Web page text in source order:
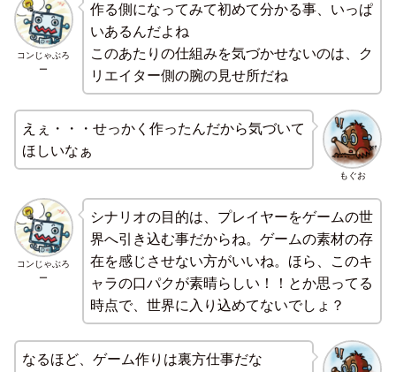
コンじゃぶろ
ー
作る側になってみて初めて分かる事、いっぱ
いあるんだよね
このあたりの仕組みを気づかせないのは、ク
リエイター側の腕の見せ所だね
もぐお
えぇ・・・せっかく作ったんだから気づいて
ほしいなぁ
コンじゃぶろ
ー
シナリオの目的は、プレイヤーをゲームの世
界へ引き込む事だからね。ゲームの素材の存
在を感じさせない方がいいね。ほら、このキ
ャラの口パクが素晴らしい！！とか思ってる
時点で、世界に入り込めてないでしょ？
なるほど、ゲーム作りは裏方仕事だな